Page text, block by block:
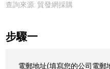
查詢來源: 貿發網採購
步驟一
電郵地址(填寫您的公司電郵